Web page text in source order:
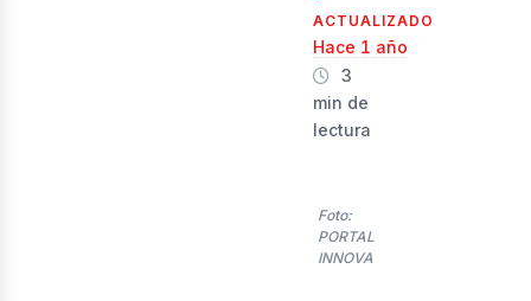
ACTUALIZADO
Hace 1 año
3
min de
lectura
Foto:
PORTAL
INNOVA